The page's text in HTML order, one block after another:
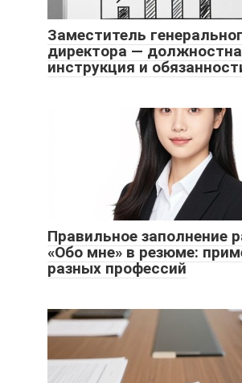
Заместитель
директора —
инструкция и
Правильное заполнение
«Обо мне» в резюме:
разных профессий